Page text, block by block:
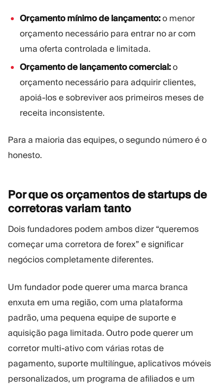
Orçamento mínimo de lançamento:o menor
orçamento necessário para entrar no ar com
uma oferta controlada e limitada.
Orçamento de lançamento comercial:o
orçamento necessário para adquirir clientes,
apoiá-los e sobreviver aos primeiros meses de
receita inconsistente.
Para a maioria das equipes, o segundo número é o
honesto.
Por que os orçamentos de startups de
corretoras variam tanto
Dois fundadores podem ambos dizer “queremos
começar uma corretora de forex” e significar
negócios completamente diferentes.
Um fundador pode querer uma marca branca
enxuta em uma região, com uma plataforma
padrão, uma pequena equipe de suporte e
aquisição paga limitada. Outro pode querer um
corretor multi-ativo com várias rotas de
pagamento, suporte multilíngue, aplicativos móveis
personalizados, um programa de afiliados e um